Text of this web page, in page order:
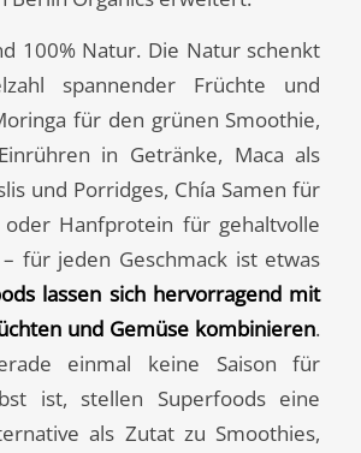
100% Natur. Die Natur schenkt
spannender Früchte und
für den grünen Smoothie,
in Getränke, Maca als
und Porridges, Chía Samen für
Hanfprotein für gehaltvolle
für jeden Geschmack ist etwas
lassen sich hervorragend mit
und Gemüse kombinieren.
einmal keine Saison für
ist, stellen Superfoods eine
als Zutat zu Smoothies,